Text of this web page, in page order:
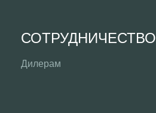
СОТРУДНИЧЕСТВО
Дилерам